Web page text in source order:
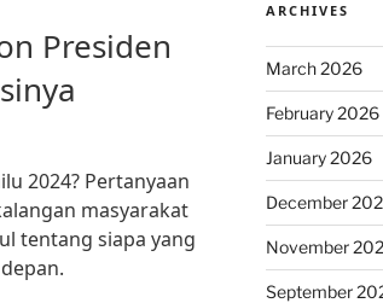
Presiden
2024? Pertanyaan
masyarakat
tentang siapa yang
ARCHIVES
March 2026
February 2026
January 2026
December
November
September